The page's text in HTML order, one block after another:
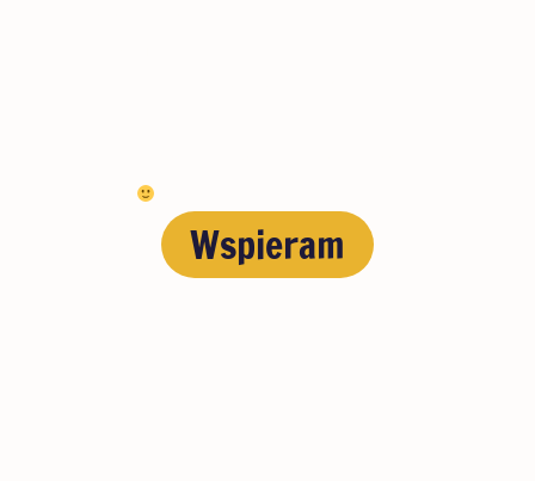
Wspieram